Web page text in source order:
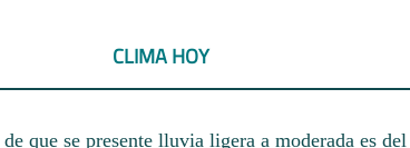
CLIMA HOY
que se presente lluvia ligera a moderada es